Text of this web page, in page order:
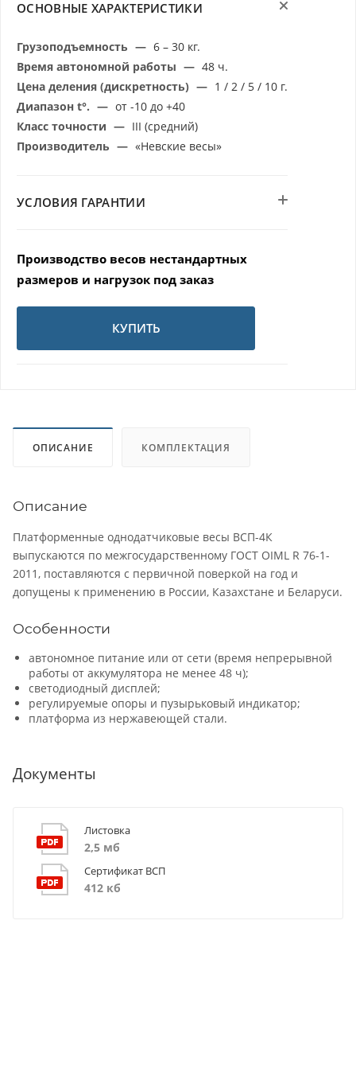
ОСНОВНЫЕ ХАРАКТЕРИСТИКИ
Грузоподъемность — 6 – 30 кг.
Время автономной работы — 48 ч.
Цена деления (дискретность) — 1 / 2 / 5 / 10 г.
Диапазон t°. — от -10 до +40
Класс точности — III (средний)
Производитель — «Невские весы»
УСЛОВИЯ ГАРАНТИИ
Производство весов нестандартных
размеров и нагрузок под заказ
КУПИТЬ
ОПИСАНИЕ КОМПЛЕКТАЦИЯ
Описание
Платформенные однодатчиковые весы ВСП-4К
выпускаются по межгосударственному ГОСТ OIML R 76-1-
2011, поставляются с первичной поверкой на год и
допущены к применению в России, Казахстане и Беларуси.
Особенности
автономное питание или от сети (время непрерывной
работы от аккумулятора не менее 48 ч);
светодиодный дисплей;
регулируемые опоры и пузырьковый индикатор;
платформа из нержавеющей стали.
Документы
Листовка
2,5 мб
Сертификат ВСП
412 кб